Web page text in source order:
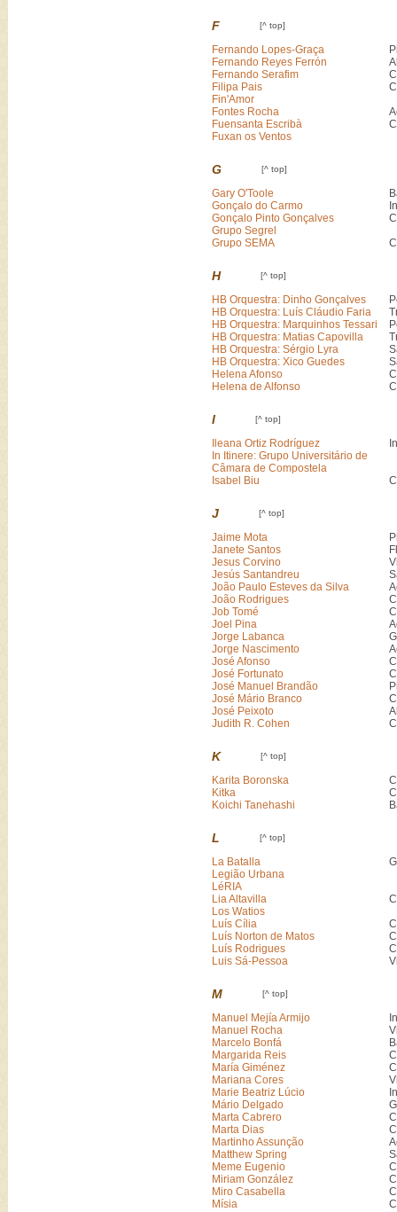
F [^ top]
Fernando Lopes-Graça
Fernando Reyes Ferrón
Fernando Serafim
Filipa Pais
Fin'Amor
Fontes Rocha
Fuensanta Escribà
Fuxan os Ventos
G [^ top]
Gary O'Toole
Gonçalo do Carmo
Gonçalo Pinto Gonçalves
Grupo Segrel
Grupo SEMA
H [^ top]
HB Orquestra: Dinho Gonçalves
HB Orquestra: Luís Cláudio Faria
HB Orquestra: Marquinhos Tessari
HB Orquestra: Matias Capovilla
HB Orquestra: Sérgio Lyra
HB Orquestra: Xico Guedes
Helena Afonso
Helena de Alfonso
I [^ top]
Ileana Ortiz Rodríguez
In Itinere: Grupo Universitário de
Câmara de Compostela
Isabel Biu
J [^ top]
Jaime Mota
Janete Santos
Jesus Corvino
Jesús Santandreu
João Paulo Esteves da Silva
João Rodrigues
Job Tomé
Joel Pina
Jorge Labanca
Jorge Nascimento
José Afonso
José Fortunato
José Manuel Brandão
José Mário Branco
José Peixoto
Judith R. Cohen
K [^ top]
Karita Boronska
Kitka
Koichi Tanehashi
L [^ top]
La Batalla
Legião Urbana
LéRIA
Lia Altavilla
Los Watios
Luís Cília
Luís Norton de Matos
Luís Rodrigues
Luis Sá-Pessoa
M [^ top]
Manuel Mejía Armijo
Manuel Rocha
Marcelo Bonfá
Margarida Reis
María Giménez
Mariana Cores
Marie Beatriz Lúcio
Mário Delgado
Marta Cabrero
Marta Dias
Martinho Assunção
Matthew Spring
Meme Eugenio
Miriam González
Miro Casabella
Mísia